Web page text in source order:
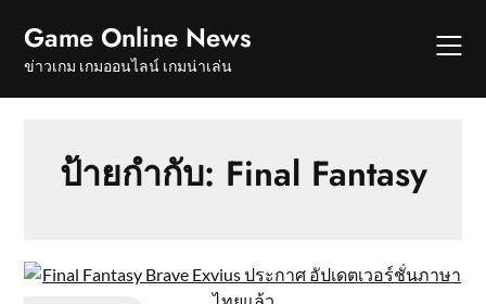
content
Game Online News
ข่าวเกม เกมออนไลน์ เกมน่าเล่น
ป้ายกำกับ: Final Fantasy